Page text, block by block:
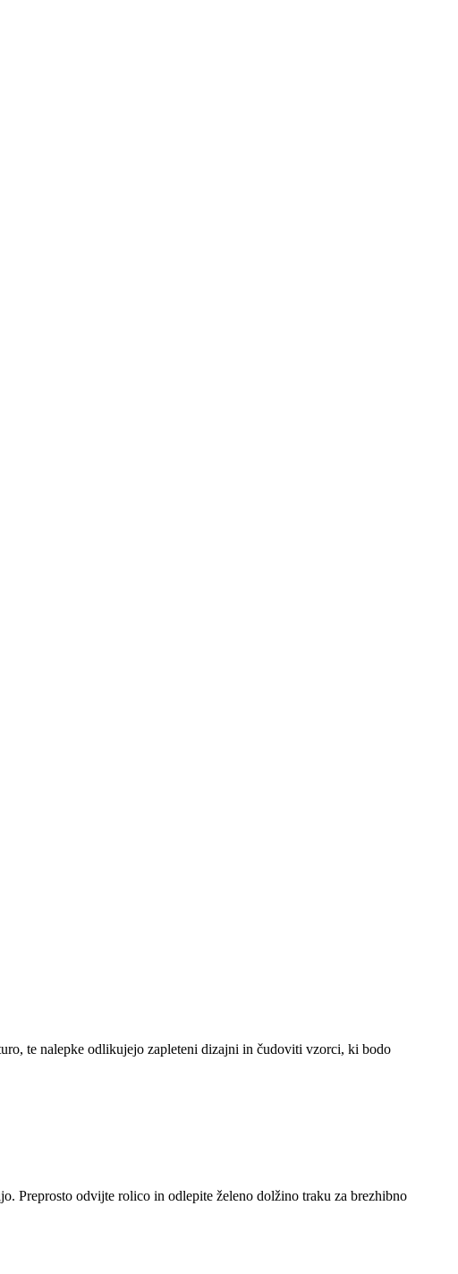
te nalepke odlikujejo zapleteni dizajni in čudoviti vzorci, ki bodo
Preprosto odvijte rolico in odlepite želeno dolžino traku za brezhibno